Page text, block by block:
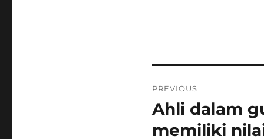
navigation
PREVIOUS
Previous
Ahli dalam
memiliki